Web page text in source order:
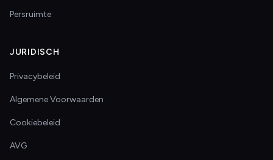
Persruimte
JURIDISCH
Privacybeleid
Algemene Voorwaarden
Cookiebeleid
AVG